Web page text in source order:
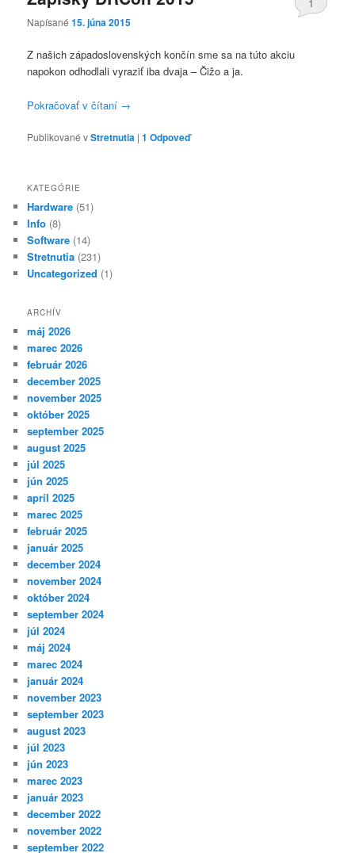
Napísané15. júna 2015
1
Z našich západoslovenských končín sme sa na túto akciu
napokon odhodlali vyraziť iba dvaja – Čižo a ja.
Pokračovať v čítaní →
Publikované vStretnutia |1 Odpoveď
KATEGÓRIE
Hardware (51)
Info (8)
Software (14)
Stretnutia (231)
Uncategorized (1)
ARCHÍV
máj 2026
marec 2026
február 2026
december 2025
november 2025
október 2025
september 2025
august 2025
júl 2025
jún 2025
apríl 2025
marec 2025
február 2025
január 2025
december 2024
november 2024
október 2024
september 2024
júl 2024
máj 2024
marec 2024
január 2024
november 2023
september 2023
august 2023
júl 2023
jún 2023
marec 2023
január 2023
december 2022
november 2022
september 2022